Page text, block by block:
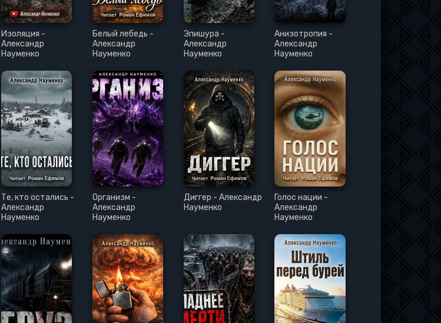
Изоляция -
Александр
Науменко
Белый лебедь -
Александр
Науменко
Эпишура -
Александр
Науменко
Анизотропия -
Александр
Науменко
Те, кто остались -
Александр
Науменко
Организм -
Александр
Науменко
Диггер - Александр
Науменко
Голос нации -
Александр
Науменко